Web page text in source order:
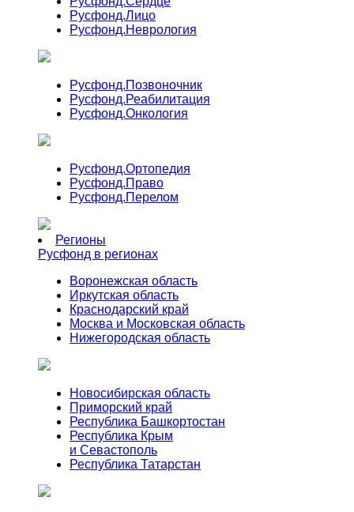
Русфонд.Лицо
Русфонд.Неврология
Русфонд.Позвоночник
Русфонд.Реабилитация
Русфонд.Онкология
Русфонд.Ортопедия
Русфонд.Право
Русфонд.Перелом
Регионы
Русфонд в регионах
Воронежская область
Иркутская область
Краснодарский край
Москва и Московская область
Нижегородская область
Новосибирская область
Приморский край
Республика Башкортостан
Республика Крым
и Севастополь
Республика Татарстан